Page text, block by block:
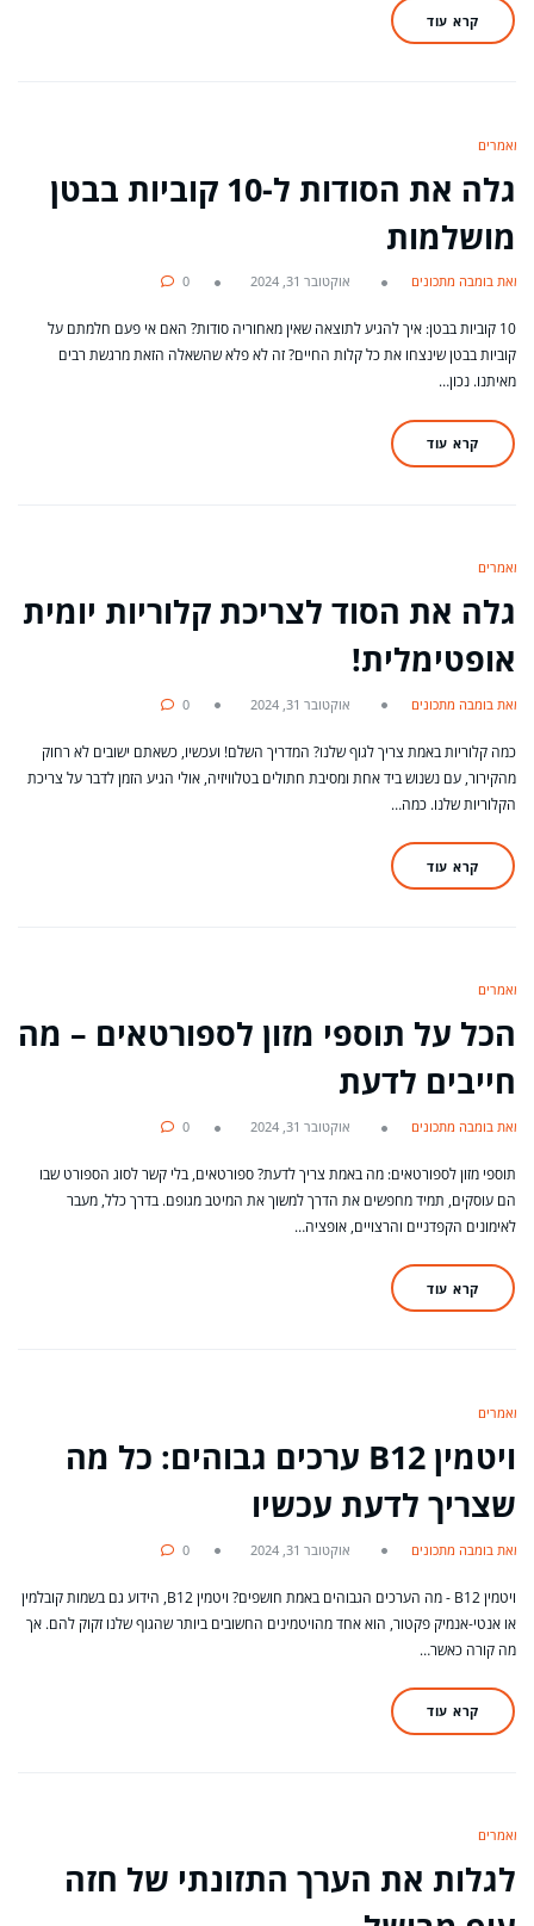
קרא עוד
מאמרים
גלה את הסודות ל-10 קוביות בבטן
מושלמות
מאת בומבה מתכונים אוקטובר 31, 2024 0
10 קוביות בבטן: איך להגיע לתוצאה שאין מאחוריה סודות? האם אי פעם חלמתם על
קוביות בבטן שינצחו את כל קלות החיים? זה לא פלא שהשאלה הזאת מרגשת רבים
מאיתנו. נכון…
קרא עוד
מאמרים
גלה את הסוד לצריכת קלוריות יומית
אופטימלית!
מאת בומבה מתכונים אוקטובר 31, 2024 0
כמה קלוריות באמת צריך לגוף שלנו? המדריך השלם! ועכשיו, כשאתם ישובים לא רחוק
מהקירור, עם נשנוש ביד אחת ומסיבת חתולים בטלוויזיה, אולי הגיע הזמן לדבר על צריכת
הקלוריות שלנו. כמה…
קרא עוד
מאמרים
הכל על תוספי מזון לספורטאים – מה
חייבים לדעת
מאת בומבה מתכונים אוקטובר 31, 2024 0
תוספי מזון לספורטאים: מה באמת צריך לדעת? ספורטאים, בלי קשר לסוג הספורט שבו
הם עוסקים, תמיד מחפשים את הדרך למשוך את המיטב מגופם. בדרך כלל, מעבר
לאימונים הקפדניים והרצויים, אופציה…
קרא עוד
מאמרים
ויטמין B12 ערכים גבוהים: כל מה
שצריך לדעת עכשיו
מאת בומבה מתכונים אוקטובר 31, 2024 0
ויטמין B12 - מה הערכים הגבוהים באמת חושפים? ויטמין B12, הידוע גם בשמות קובלמין
או אנטי-אנמיק פקטור, הוא אחד מהויטמינים החשובים ביותר שהגוף שלנו זקוק להם. אך
מה קורה כאשר…
קרא עוד
מאמרים
לגלות את הערך התזונתי של חזה